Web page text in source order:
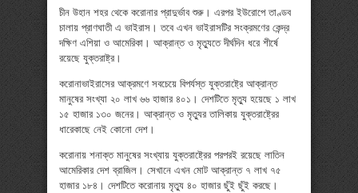
চীন উহান শহর থেকে করোনার প্রাদুর্ভাব শুরু। এরপর ইউরোপে তাণ্ডব
চালায় প্রাণঘাতী এ ভাইরাস। তবে এখন ভাইরাসটির সংক্রমণের কেন্দ্র
দক্ষিণ এশিয়া ও আমেরিকা। আক্রান্ত ও মৃত্যুতে দীর্ঘদিন ধরে শীর্ষে
রয়েছে যুক্তরাষ্ট্র।
করোনাভাইরাসের আক্রমণে সবচেয়ে বিপর্যস্ত যুক্তরাষ্ট্রে আক্রান্ত
মানুষের সংখ্যা ২০ লাখ ৬৬ হাজার ৪০১। দেশটিতে মৃত্যু হয়েছে ১ লাখ
১৫ হাজার ১৩০ জনের। আক্রান্ত ও মৃত্যুর তালিকায় যুক্তরাষ্ট্রের
ধারেকাছে নেই কোনো দেশ।
করোনায় শনাক্ত মানুষের সংখ্যায় যুক্তরাষ্ট্রের পরপরই রয়েছে লাতিন
আমেরিকার দেশ ব্রাজিল। সেখানে এখন মোট আক্রান্ত ৭ লাখ ৭৫
হাজার ১৮৪। দেশটিতে করোনায় মৃত্যু ৪০ হাজার ছুঁই ছুঁই করছে।